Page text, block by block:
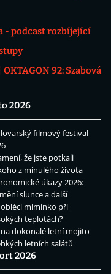
- podcast rozbíjející
OKTAGON 92: Szabová
2026
filmový festival
že jste potkali
z minulého života
úkazy 2026:
slunce a další
obléci miminko při
teplotách?
na dokonalé letní mojito
letních salátů
2026